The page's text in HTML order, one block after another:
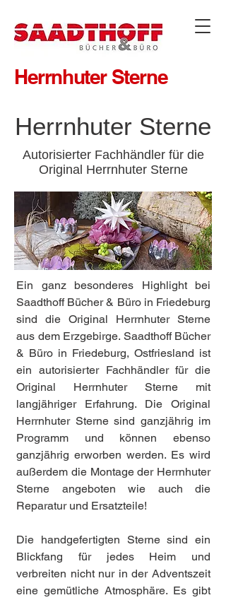
Herrnhuter Sterne
Herrnhuter Sterne
Autorisierter Fachhändler für die
Original Herrnhuter Sterne
Ein ganz besonderes Highlight bei
Saadthoff Bücher & Büro in Friedeburg
sind die Original Herrnhuter Sterne
aus dem Erzgebirge. Saadthoff Bücher
& Büro in Friedeburg, Ostfriesland ist
ein autorisierter Fachhändler für die
Original Herrnhuter Sterne mit
langjähriger Erfahrung. Die Original
Herrnhuter Sterne sind ganzjährig im
Programm und können ebenso
ganzjährig erworben werden. Es wird
außerdem die Montage der Herrnhuter
Sterne angeboten wie auch die
Reparatur und Ersatzteile!
Die handgefertigten Sterne sind ein
Blickfang für jedes Heim und
verbreiten nicht nur in der Adventszeit
eine gemütliche Atmosphäre. Es gibt